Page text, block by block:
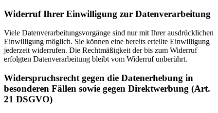
Widerruf Ihrer Einwilligung zur Datenverarbeitung
Viele Datenverarbeitungsvorgänge sind nur mit Ihrer ausdrücklichen
Einwilligung möglich. Sie können eine bereits erteilte Einwilligung
jederzeit widerrufen. Die Rechtmäßigkeit der bis zum Widerruf
erfolgten Datenverarbeitung bleibt vom Widerruf unberührt.
Widerspruchsrecht gegen die Datenerhebung in
besonderen Fällen sowie gegen Direktwerbung (Art.
21 DSGVO)